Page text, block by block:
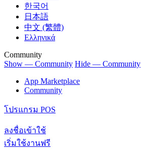
한국어
日本語
中文 (繁體)
Ελληνικά
Community
Show — Community Hide — Community
App Marketplace
Community
โปรแกรม POS
ลงชื่อเข้าใช้
เริ่มใช้งานฟรี